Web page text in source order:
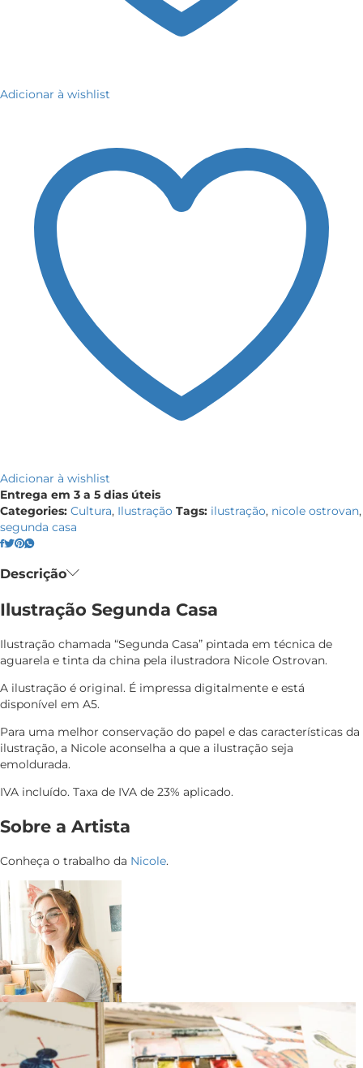
Adicionar à wishlist
Adicionar à wishlist
Entrega em 3 a 5 dias úteis
Categories: Cultura, Ilustração Tags: ilustração, nicole ostrovan,
segunda casa
Descrição
Ilustração Segunda Casa
Ilustração chamada “Segunda Casa” pintada em técnica de
aguarela e tinta da china pela ilustradora Nicole Ostrovan.
A ilustração é original. É impressa digitalmente e está
disponível em A5.
Para uma melhor conservação do papel e das características da
ilustração, a Nicole aconselha a que a ilustração seja
emoldurada.
IVA incluído. Taxa de IVA de 23% aplicado.
Sobre a Artista
Conheça o trabalho da Nicole.